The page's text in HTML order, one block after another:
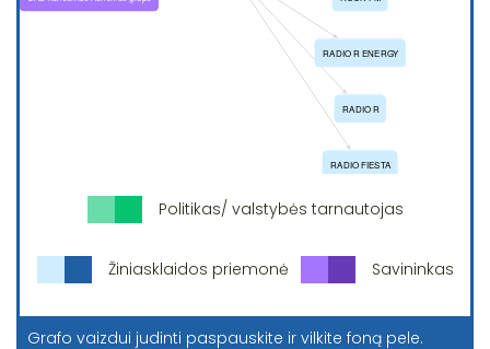
Politikas/ valstybės tarnautojas
Žiniasklaidos priemonė Savininkas
Grafo vaizdui judinti paspauskite ir vilkite foną pele.